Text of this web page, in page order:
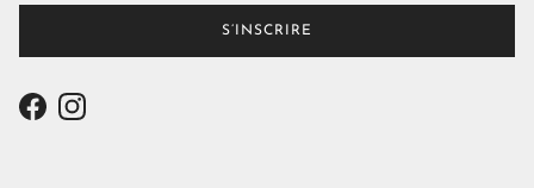
S’INSCRIRE
FacebookInstagram